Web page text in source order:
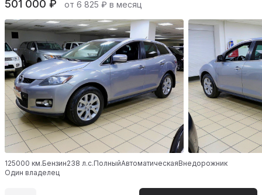
501 000 ₽ от 6 825 ₽ в месяц
125000 км.Бензин238 л.с.ПолныйАвтоматическаяВнедорожник
Один владелец